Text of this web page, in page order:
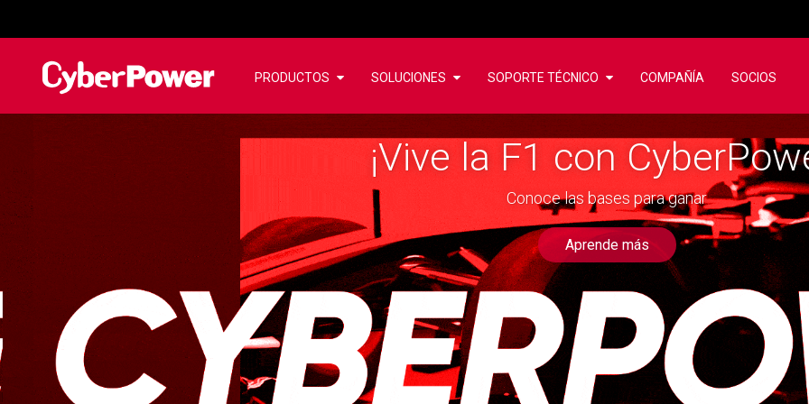
PRODUCTOS SOLUCIONES SOPORTE TÉCNICO COMPAÑÍA SOCIOS
Así vivimos CyberTrip
Revive el viaje con nosotros
Aprende más
¡Vive la F1 con
Conoce las bases para ganar
Aprende más